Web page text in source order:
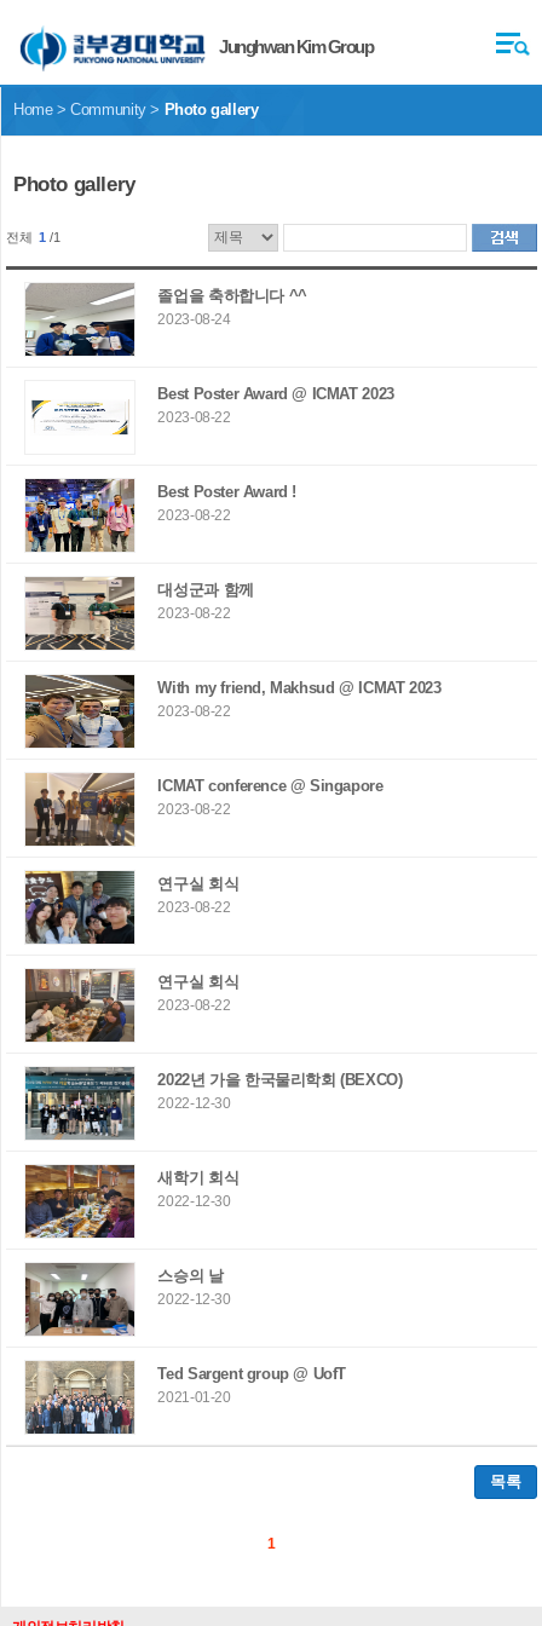
Junghwan Kim Group
Photo gallery
Home > Community > Photo gallery
전체 1 /1
졸업을 축하합니다 ^^
2023-08-24
Best Poster Award @ ICMAT 2023
2023-08-22
Best Poster Award !
2023-08-22
대성군과 함께
2023-08-22
With my friend, Makhsud @ ICMAT 2023
2023-08-22
ICMAT conference @ Singapore
2023-08-22
연구실 회식
2023-08-22
연구실 회식
2023-08-22
2022년 가을 한국물리학회 (BEXCO)
2022-12-30
새학기 회식
2022-12-30
스승의 날
2022-12-30
Ted Sargent group @ UofT
2021-01-20
목록
1